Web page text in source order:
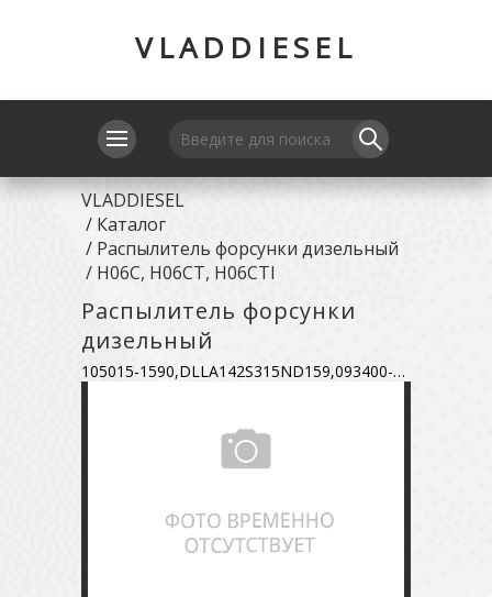
VLADDIESEL
VLADDIESEL
/ Каталог
/ Распылитель форсунки дизельный
/ H06C, H06CT, H06CTI
Распылитель форсунки
дизельный
105015-1590,DLLA142S315ND159,093400-1590,23650-01331